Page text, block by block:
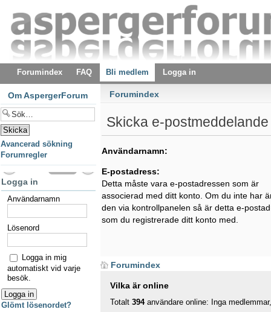
Forumindex FAQ Bli medlem Logga in
Forumindex
Skicka e-
Användarnamn:
E-postadress:
Detta måste vara e-postadressen som är
associerad med ditt konto. Om du inte har
den via kontrollpanelen så är detta e-
som du registrerade ditt konto med.
Forumindex
Vilka är online
Totalt 394användare online: Inga
Om AspergerForum
Avancerad sökning
Forumregler
Logga in
Användarnamn
Lösenord
Logga in mig
automatiskt vid varje
besök.
Glömt lösenordet?